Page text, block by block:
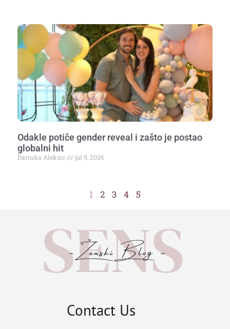
Odakle potiče gender reveal i zašto je postao
globalni hit
Darinka Aleksic jul 9, 2026
1 2 3 4 5
Contact Us